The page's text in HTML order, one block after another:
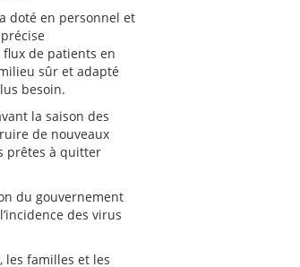
doté en personnel et
de patients en
sûr et adapté
besoin.
la saison des
de nouveaux
prêtes à quitter
du gouvernement
des virus
les familles et les